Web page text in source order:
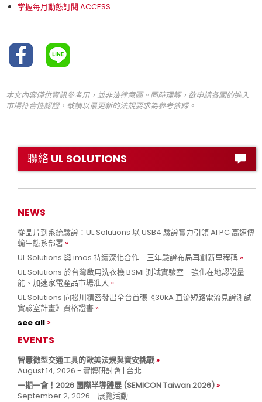
掌握每月動態訂閱 ACCESS
本文內容僅供資訊參考用，並非法律意圖。同時理解，欲申請各國的進入
市場符合性認證，敬請以最更新的法規要求為參考依歸。
聯絡 UL SOLUTIONS
NEWS
從晶片到系統驗證：UL Solutions 以 USB4 驗證實力引領 AI PC 高速傳
輸生態系部署
UL Solutions 與 imos 持續深化合作 三年驗證布局再創新里程碑
UL Solutions 於台灣啟用洗衣機 BSMI 測試實驗室 強化在地認證量
能、加速家電產品市場准入
UL Solutions 向松川精密發出全台首張《30kA 直流短路電流見證測試
實驗室計畫》資格證書
see all
EVENTS
智慧微型交通工具的歐美法規與資安挑戰
August 14, 2026 - 實體研討會 | 台北
一期一會！2026 國際半導體展 (SEMICON Taiwan 2026)
September 2, 2026 - 展覽活動